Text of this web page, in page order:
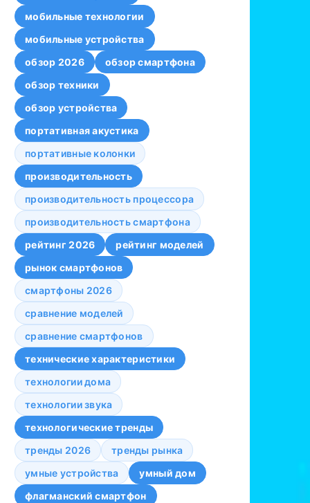
мобильные технологии
мобильные устройства
обзор 2026
обзор смартфона
обзор техники
обзор устройства
портативная акустика
портативные колонки
производительность
производительность процессора
производительность смартфона
рейтинг 2026
рейтинг моделей
рынок смартфонов
смартфоны 2026
сравнение моделей
сравнение смартфонов
технические характеристики
технологии дома
технологии звука
технологические тренды
тренды 2026
тренды рынка
умные устройства
умный дом
флагманский смартфон